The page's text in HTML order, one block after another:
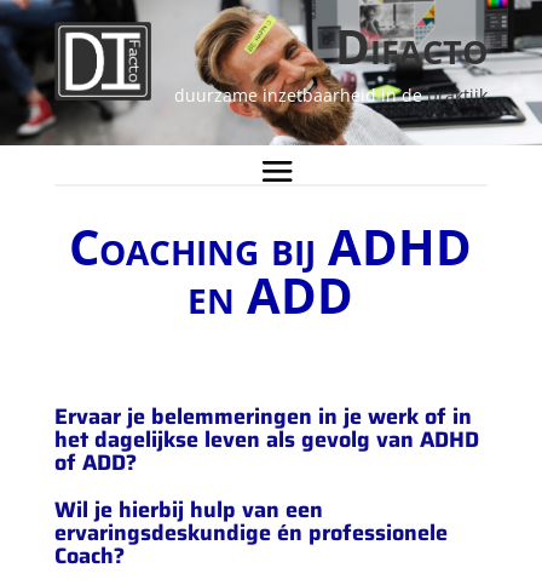
Difacto
duurzame inzetbaarheid in de praktijk
Coaching bij ADHD
en ADD
Ervaar je belemmeringen in je werk of in
het dagelijkse leven als gevolg van ADHD
of ADD?
Wil je hierbij hulp van een
ervaringsdeskundige én professionele
Coach?